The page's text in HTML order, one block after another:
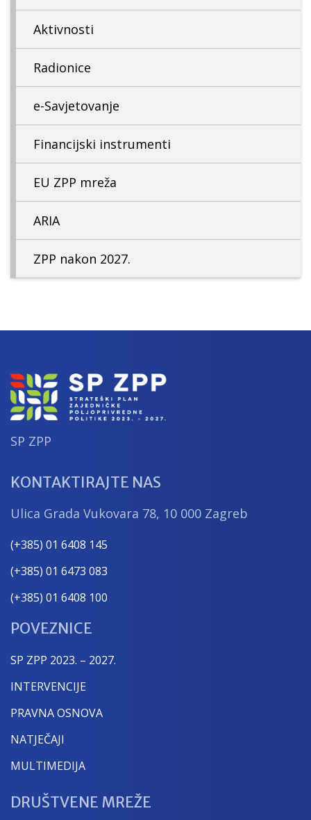
Aktivnosti
Radionice
e-Savjetovanje
Financijski instrumenti
EU ZPP mreža
ARIA
ZPP nakon 2027.
SP ZPP
KONTAKTIRAJTE NAS
Ulica Grada Vukovara 78, 10 000 Zagreb
(+385) 01 6408 145
(+385) 01 6473 083
(+385) 01 6408 100
POVEZNICE
SP ZPP 2023. – 2027.
INTERVENCIJE
PRAVNA OSNOVA
NATJEČAJI
MULTIMEDIJA
DRUŠTVENE MREŽE